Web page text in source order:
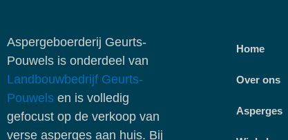
Aspergeboerderij Geurts-
Pouwels is onderdeel van
Landbouwbedrijf Geurts-
Pouwels en is volledig
gefocust op de verkoop van
verse asperges aan huis. Bij
Home
Over ons
Asperges